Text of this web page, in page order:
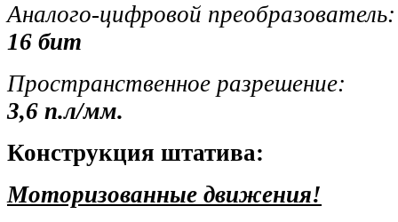
Аналого-цифровой преобразователь:
16 бит
Пространственное разрешение:
3,6 п.л/мм.
Конструкция штатива:
Моторизованные движения!